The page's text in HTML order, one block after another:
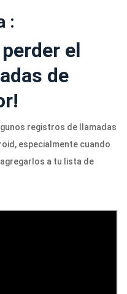
:
el
de
registros de llamadas
especialmente cuando
a tu lista de